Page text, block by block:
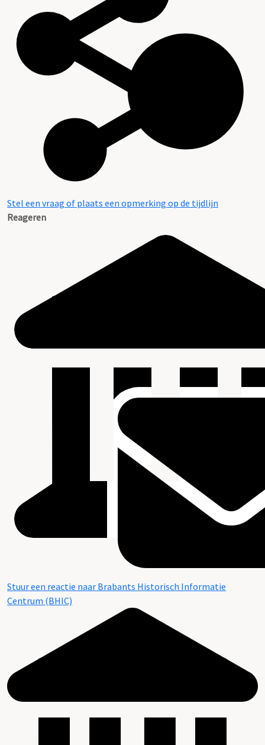
Stel een vraag of plaats een opmerking op de tijdlijn
Reageren
Stuur een reactie naar Brabants Historisch Informatie
Centrum (BHIC)